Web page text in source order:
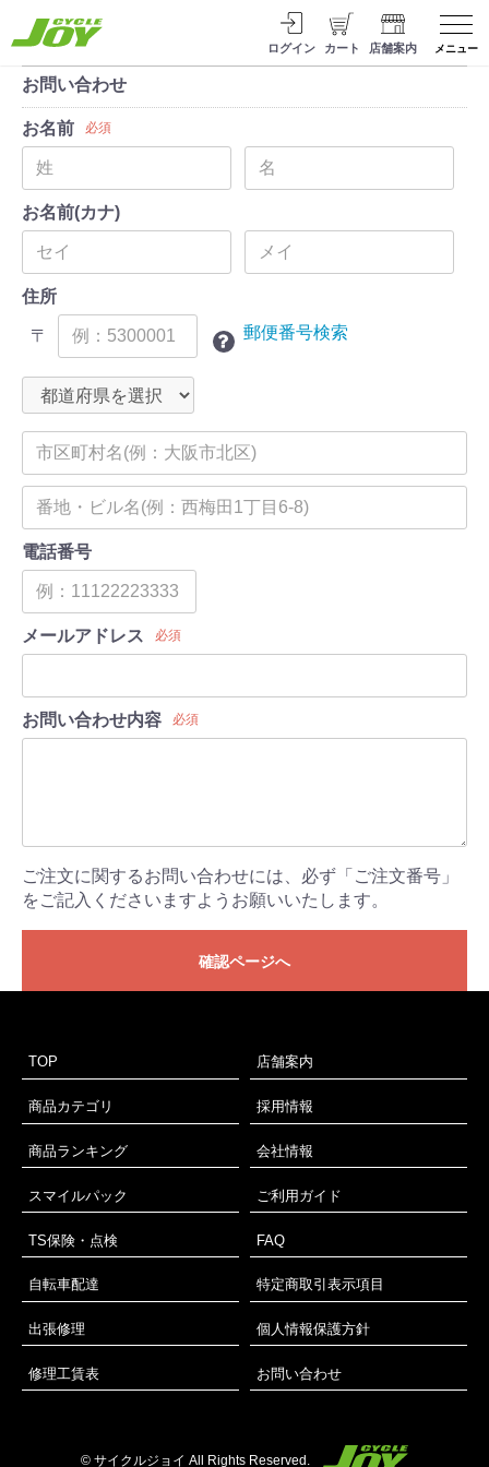
ログイン カート 店舗案内 メニュー
お問い合わせ
お名前 必須
お名前(カナ)
住所
〒 郵便番号検索
電話番号
メールアドレス 必須
お問い合わせ内容 必須
ご注文に関するお問い合わせには、必ず「ご注文番号」
をご記入くださいますようお願いいたします。
確認ページへ
TOP 店舗案内
商品カテゴリ 採用情報
商品ランキング 会社情報
スマイルパック ご利用ガイド
TS保険・点検 FAQ
自転車配達 特定商取引表示項目
出張修理 個人情報保護方針
修理工賃表 お問い合わせ
© サイクルジョイ All Rights Reserved.